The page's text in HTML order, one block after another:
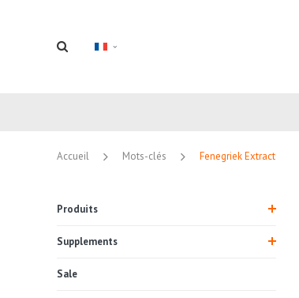
Accueil Mots-clés Fenegriek Extract
Produits
Supplements
Sale